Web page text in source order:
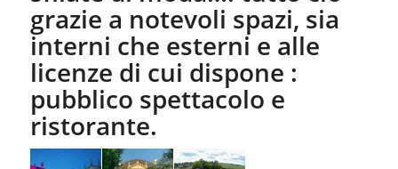
grazie a notevoli spazi, sia
interni che esterni e alle
licenze di cui dispone :
pubblico spettacolo e
ristorante.